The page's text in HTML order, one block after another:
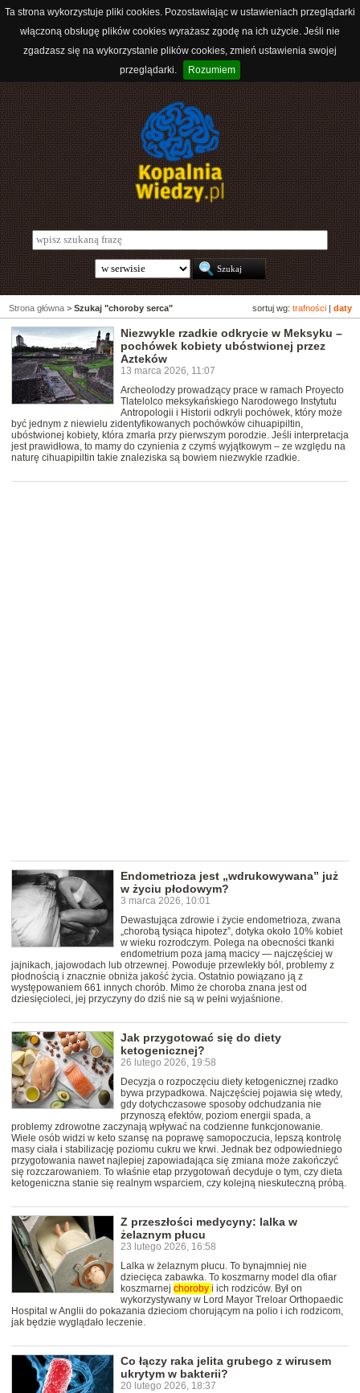
Ta strona wykorzystuje pliki cookies. Pozostawiając w ustawieniach przeglądarki
włączoną obsługę plików cookies wyrażasz zgodę na ich użycie. Jeśli nie
zgadzasz się na wykorzystanie plików cookies, zmień ustawienia swojej
przeglądarki.
Rozumiem
sortuj wg: trafności daty
Strona główna > Szukaj "choroby serca"
Niezwykle rzadkie odkrycie w Meksyku –
pochówek kobiety ubóstwionej przez
Azteków
13 marca 2026, 11:07
Archeolodzy prowadzący prace w ramach Proyecto
Tlatelolco meksykańskiego Narodowego Instytutu
Antropologii i Historii odkryli pochówek, który może
być jednym z niewielu zidentyfikowanych pochówków cihuapipiltin,
ubóstwionej kobiety, która zmarła przy pierwszym porodzie. Jeśli interpretacja
jest prawidłowa, to mamy do czynienia z czymś wyjątkowym – ze względu na
naturę cihuapipiltin takie znaleziska są bowiem niezwykle rzadkie.
Endometrioza jest „wdrukowywana” już
w życiu płodowym?
3 marca 2026, 10:01
Dewastująca zdrowie i życie endometrioza, zwana
„chorobą tysiąca hipotez”, dotyka około 10% kobiet
w wieku rozrodczym. Polega na obecności tkanki
endometrium poza jamą macicy — najczęściej w
jajnikach, jajowodach lub otrzewnej. Powoduje przewlekły ból, problemy z
płodnością i znacznie obniża jakość życia. Ostatnio powiązano ją z
występowaniem 661 innych chorób. Mimo że choroba znana jest od
dziesięcioleci, jej przyczyny do dziś nie są w pełni wyjaśnione.
Jak przygotować się do diety
ketogenicznej?
26 lutego 2026, 19:58
Decyzja o rozpoczęciu diety ketogenicznej rzadko
bywa przypadkowa. Najczęściej pojawia się wtedy,
gdy dotychczasowe sposoby odchudzania nie
przynoszą efektów, poziom energii spada, a
problemy zdrowotne zaczynają wpływać na codzienne funkcjonowanie.
Wiele osób widzi w keto szansę na poprawę samopoczucia, lepszą kontrolę
masy ciała i stabilizację poziomu cukru we krwi. Jednak bez odpowiedniego
przygotowania nawet najlepiej zapowiadająca się zmiana może zakończyć
się rozczarowaniem. To właśnie etap przygotowań decyduje o tym, czy dieta
ketogeniczna stanie się realnym wsparciem, czy kolejną nieskuteczną próbą.
Z przeszłości medycyny: lalka w
żelaznym płucu
23 lutego 2026, 16:58
Lalka w żelaznym płucu. To bynajmniej nie
dziecięca zabawka. To koszmarny model dla ofiar
koszmarnej choroby i ich rodziców. Był on
wykorzystywany w Lord Mayor Treloar Orthopaedic
Hospital w Anglii do pokazania dzieciom chorującym na polio i ich rodzicom,
jak będzie wyglądało leczenie.
Co łączy raka jelita grubego z wirusem
ukrytym w bakterii?
20 lutego 2026, 18:37